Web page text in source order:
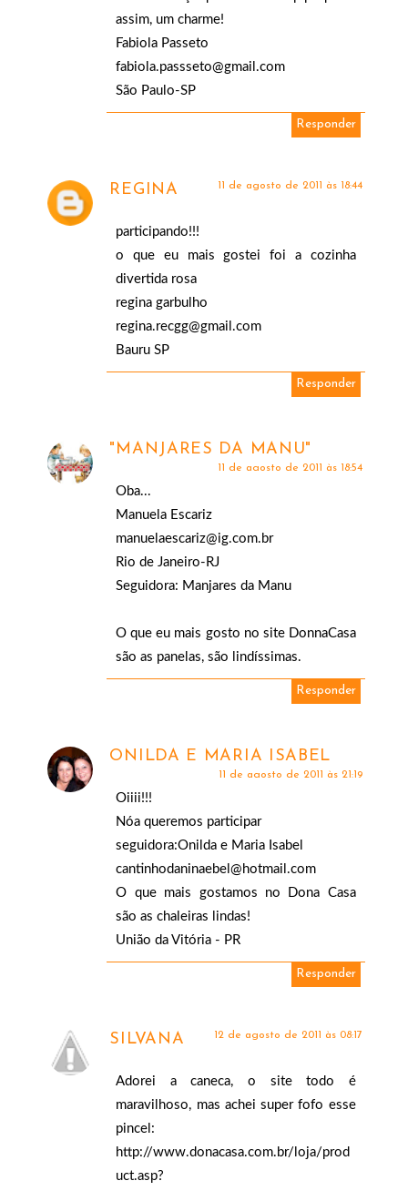
assim, um charme!
Fabiola Passeto
fabiola.passseto@gmail.com
São Paulo-SP
Responder
REGINA 11 de agosto de 2011 às 18:44
participando!!!
o que eu mais gostei foi a cozinha
divertida rosa
regina garbulho
regina.recgg@gmail.com
Bauru SP
Responder
"MANJARES DA MANU"
11 de agosto de 2011 às 18:54
Oba...
Manuela Escariz
manuelaescariz@ig.com.br
Rio de Janeiro-RJ
Seguidora: Manjares da Manu
O que eu mais gosto no site DonnaCasa
são as panelas, são lindíssimas.
Responder
ONILDA E MARIA ISABEL
11 de agosto de 2011 às 21:19
Oiiii!!!
Nóa queremos participar
seguidora:Onilda e Maria Isabel
cantinhodaninaebel@hotmail.com
O que mais gostamos no Dona Casa
são as chaleiras lindas!
União da Vitória - PR
Responder
SILVANA 12 de agosto de 2011 às 08:17
Adorei a caneca, o site todo é
maravilhoso, mas achei super fofo esse
pincel:
http://www.donacasa.com.br/loja/prod
uct.asp?